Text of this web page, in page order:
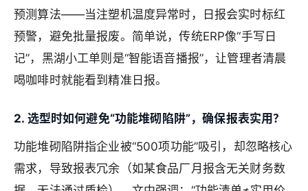
预测算法——当注塑机温度异常时，日报会实时标红
预警，避免批量报废。简单说，传统ERP像“手写日
记”，黑湖小工单则是“智能语音播报”，让管理者清晨
喝咖啡时就能看到精准日报。
2. 选型时如何避免“功能堆砌陷阱”，确保报表实用？
功能堆砌陷阱指企业被“500项功能”吸引，却忽略核心
需求，导致报表冗余（如某食品厂月报含无关财务数